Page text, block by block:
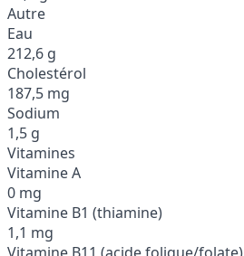
Autre
Eau
212,6 g
Cholestérol
187,5 mg
Sodium
1,5 g
Vitamines
Vitamine A
0 mg
Vitamine B1 (thiamine)
1,1 mg